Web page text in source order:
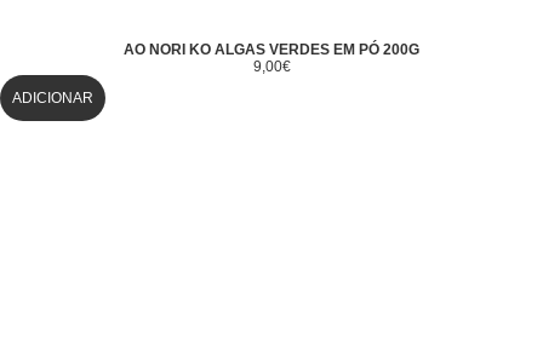
AO NORI KO ALGAS VERDES EM PÓ 200G
9,00€
ADICIONAR